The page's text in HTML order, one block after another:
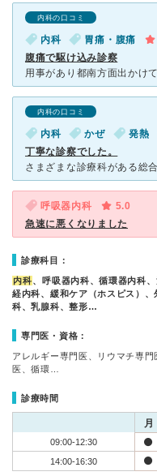
内科の口コミ
内科 胃痛・腹痛
腹痛で駆け込み診察
内科の口コミ
内科 かぜ 発熱
丁寧な診察でした。
呼吸器内科
5.0
急速に悪くなりました
診療科目：
内科、呼吸器内科、循環器内科
経内科、緩和ケア（ホスピス）
科、乳腺科、整形…
専門医・資格：
アレルギー専門医、リウマチ専
医、循環…
診療時間
月
09:00-12:30
14:00-16:30